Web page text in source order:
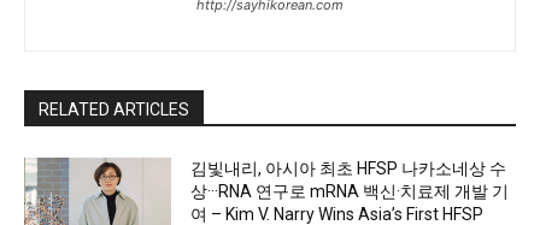
http://sayhikorean.com
RELATED ARTICLES
김빛내리, 아시아 최초 HFSP 나카소네상 수
상···RNA 연구로 mRNA 백신·치료제 개발 기
여 – Kim V. Narry Wins Asia’s First HFSP